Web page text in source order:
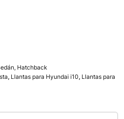
Hatchback
, Llantas para Hyundai i10, Llantas para